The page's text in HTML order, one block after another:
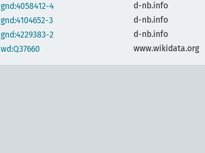
gnd:4058412-4
d-nb.info
gnd:4104652-3
d-nb.info
gnd:4229383-2
d-nb.info
wd:Q37660
www.wikidata.org